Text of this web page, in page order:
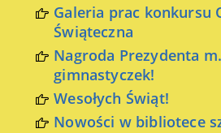
Galeria prac konkursu
Świąteczna
Nagroda Prezydenta
gimnastyczek!
Wesołych Świąt!
Nowości w bibliotece